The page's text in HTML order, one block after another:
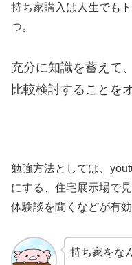
持ち家購入は人生でも
つ。
充分に知識を蓄えて
比較検討することを
勉強方法としては、
にする、住宅展示場で
体験談を聞くなどが有効
持ち家をな